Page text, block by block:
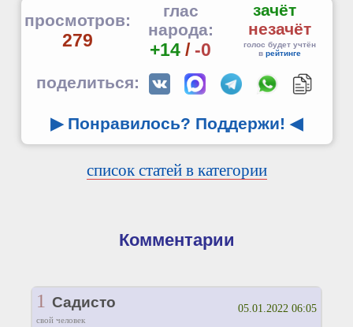
просмотров:
279
глас
народа:
+14 / -0
зачёт
незачёт
голос будет учтён
в рейтинге
поделиться:
▶ Понравилось? Поддержи! ◀
список статей в категории
Комментарии
1 Садисто
свой человек
05.01.2022 06:05